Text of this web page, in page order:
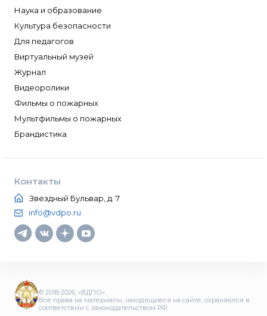
Наука и образование
Культура безопасности
Для педагогов
Виртуальный музей
Журнал
Видеоролики
Фильмы о пожарных
Мультфильмы о пожарных
Брандистика
Контакты
Звездный Бульвар, д. 7
info@vdpo.ru
© 2018-2026, «ВДПО»
Все права на материалы, находящиеся на сайте, охраняются в
соответствии с законодательством РФ.